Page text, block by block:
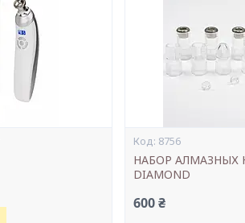
8756
НАБОР АЛМАЗНЫХ
DIAMOND
600 ₴